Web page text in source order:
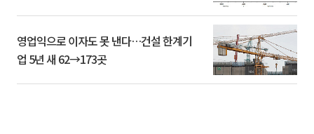
영업익으로 이자도 못 낸다…건설 한계기
업 5년 새 62→173곳